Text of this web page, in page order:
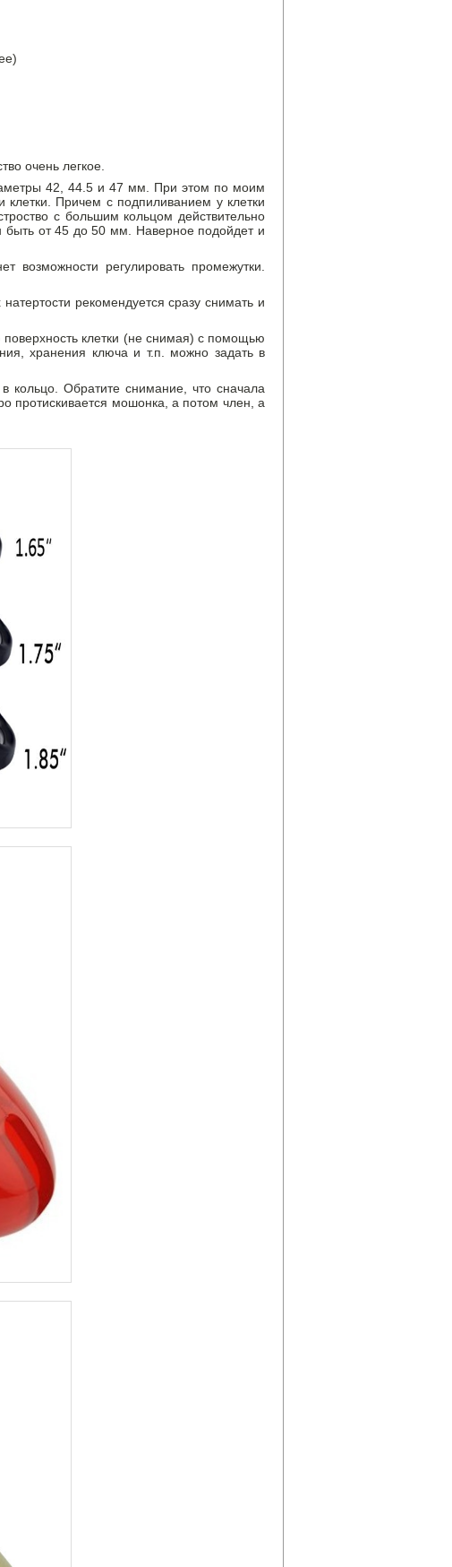
очень легкое.
42, 44.5 и 47 мм. При этом по моим
Причем с подпиливанием у клетки
с большим кольцом действительно
быть от 45 до 50 мм. Наверное подойдет и
регулировать промежутки.
рекомендуется сразу снимать и
клетки (не снимая) с помощью
хранения ключа и т.п. можно задать в
кольцо. Обратите снимание, что сначала
протискивается мошонка, а потом член, а